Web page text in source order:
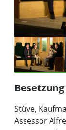
Besetzung
Stüve,
Assessor